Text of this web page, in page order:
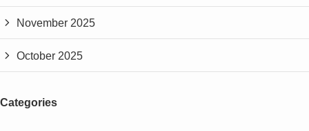
November 2025
October 2025
Categories